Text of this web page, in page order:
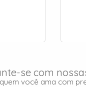
se com
você ama com